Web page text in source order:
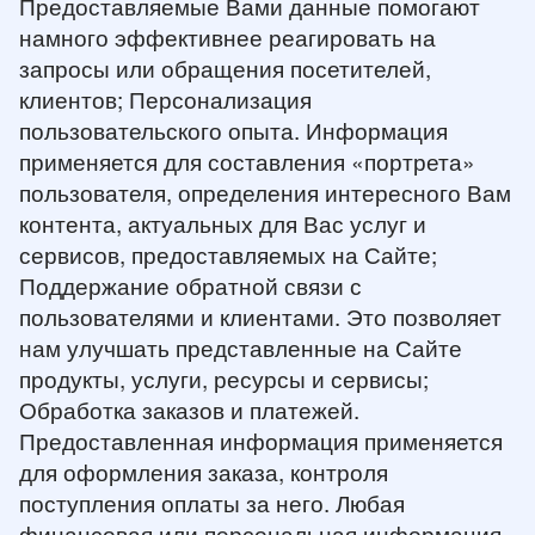
намного эффективнее реагировать на
запросы или обращения посетителей,
клиентов; Персонализация
пользовательского опыта. Информация
применяется для составления «портрета»
пользователя, определения интересного Вам
контента, актуальных для Вас услуг и
сервисов, предоставляемых на Сайте;
Поддержание обратной связи с
пользователями и клиентами. Это позволяет
нам улучшать представленные на Сайте
продукты, услуги, ресурсы и сервисы;
Обработка заказов и платежей.
Предоставленная информация применяется
для оформления заказа, контроля
поступления оплаты за него. Любая